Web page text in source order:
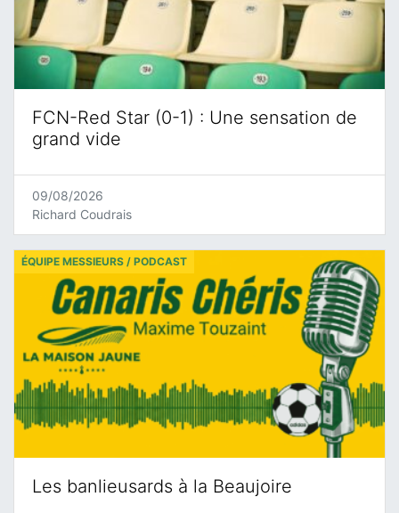
FCN-Red Star (0-1) : Une sensation de
grand vide
09/08/2026
Richard Coudrais
Les banlieusards à la Beaujoire
ÉQUIPE MESSIEURS / PODCAST